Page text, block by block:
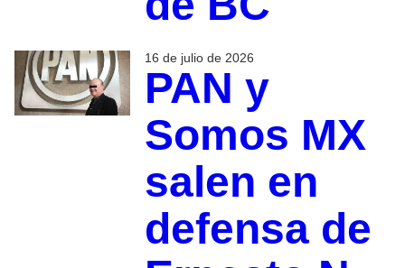
16 de julio de 2026
PAN y
Somos MX
salen en
defensa de